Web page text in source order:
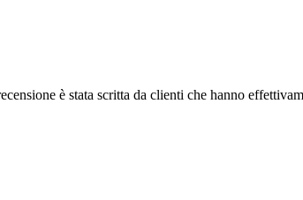
è stata scritta da clienti che hanno